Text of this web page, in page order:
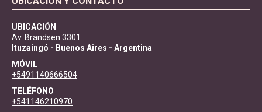
UBICACIÓN
Av. Brandsen 3301
Ituzaingó - Buenos Aires - Argentina
MÓVIL
+5491140666504
TELÉFONO
+541146210970